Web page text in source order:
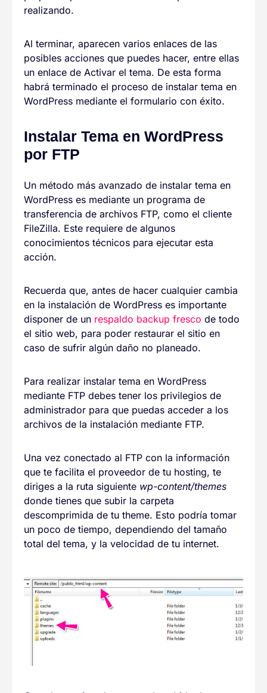
realizando.
Al terminar, aparecen varios enlaces de las
posibles acciones que puedes hacer, entre ellas
un enlace de Activar el tema. De esta forma
habrá terminado el proceso de instalar tema en
WordPress mediante el formulario con éxito.
Instalar Tema en WordPress
por FTP
Un método más avanzado de instalar tema en
WordPress es mediante un programa de
transferencia de archivos FTP, como el cliente
FileZilla. Este requiere de algunos
conocimientos técnicos para ejecutar esta
acción.
Recuerda que, antes de hacer cualquier cambia
en la instalación de WordPress es importante
disponer de un respaldo backup fresco de todo
el sitio web, para poder restaurar el sitio en
caso de sufrir algún daño no planeado.
Para realizar instalar tema en WordPress
mediante FTP debes tener los privilegios de
administrador para que puedas acceder a los
archivos de la instalación mediante FTP.
Una vez conectado al FTP con la información
que te facilita el proveedor de tu hosting, te
diriges a la ruta siguiente wp-content/themes
donde tienes que subir la carpeta
descomprimida de tu theme. Esto podría tomar
un poco de tiempo, dependiendo del tamaño
total del tema, y la velocidad de tu internet.